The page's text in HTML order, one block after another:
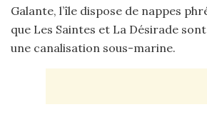
Galante, l’île dispose de nappes
que Les Saintes et La Désirade
une canalisation sous-marine.